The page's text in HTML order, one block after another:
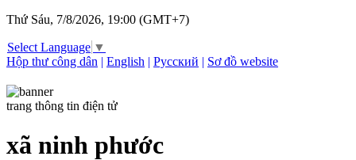
Thứ Sáu, 7/8/2026, 19:00 (GMT+7)
Select Language ▼
Hộp thư công dân | English | Русский | Sơ đồ website
trang thông tin điện tử
xã ninh phước